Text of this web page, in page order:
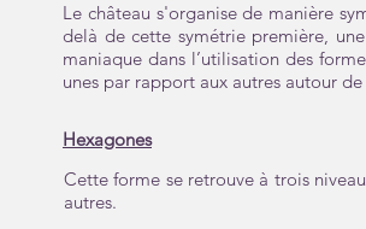
Le château s'organise de manière
delà de cette symétrie première,
maniaque dans l’utilisation des
unes par rapport aux autres autour
Hexagones
Cette forme se retrouve à trois
autres.